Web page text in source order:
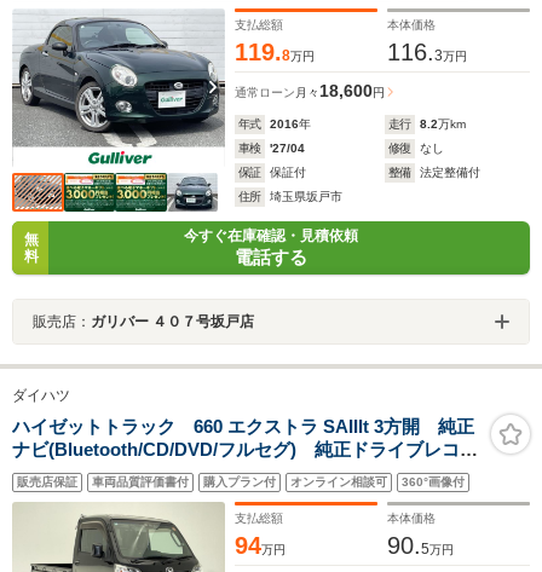
支払総額
119.8万円
本体価格
116.3万円
通常ローン 月々 18,600円
年式 2016年 走行 8.2万km
車検
'27/04 修復
なし
保証
保証付 整備
法定整備付
住所
埼玉県坂戸市
無
料
今すぐ在庫確認・見積依頼
電話する
販売店： ガリバー ４０７号坂戸店
ダイハツ
ハイゼットトラック 660 エクストラ SAIIIt 3方開 純正
ナビ(Bluetooth/CD/DVD/フルセグ) 純正ドライブレコー
ダー ETC プリクラッシュセーフティー 横滑り防止
装置 フォグランプ
販売店保証 車両品質評価書付 購入プラン付 オンライン相談可 360°画像付
支払総額
94万円
本体価格
90.5万円